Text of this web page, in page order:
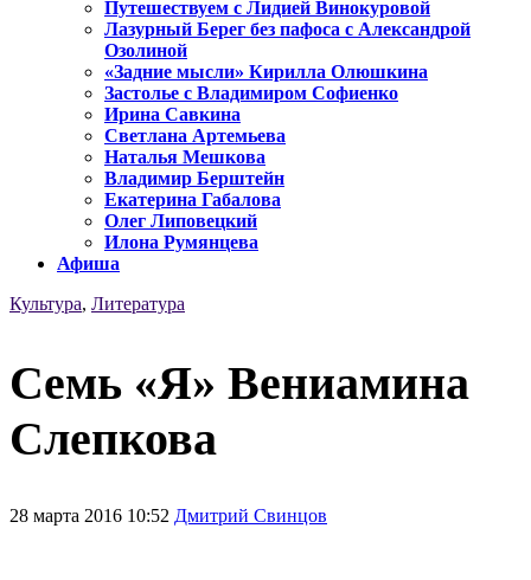
Путешествуем с Лидией Винокуровой
Лазурный Берег без пафоса с Александрой
Озолиной
«Задние мысли» Кирилла Олюшкина
Застолье с Владимиром Софиенко
Ирина Савкина
Светлана Артемьева
Наталья Мешкова
Владимир Берштейн
Екатерина Габалова
Олег Липовецкий
Илона Румянцева
Афиша
Культура, Литература
Семь «Я» Вениамина
Слепкова
28 марта 2016 10:52 Дмитрий Свинцов